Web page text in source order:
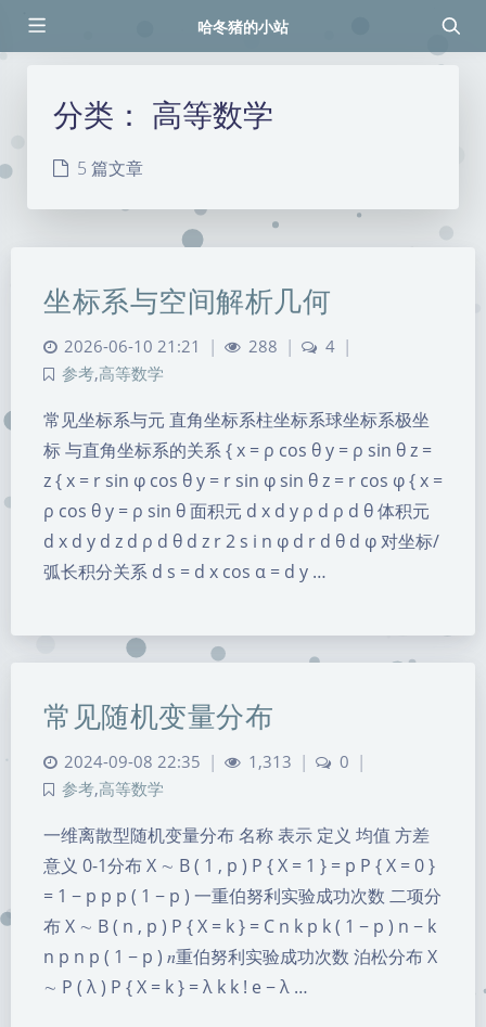
哈冬猪的小站
分类： 高等数学
5 篇文章
坐标系与空间解析几何
2026-06-10 21:21 | 288 | 4 |
参考,高等数学
常见坐标系与元 直角坐标系柱坐标系球坐标系极坐
标 与直角坐标系的关系 { x = ρ cos θ y = ρ sin θ z =
z { x = r sin φ cos θ y = r sin φ sin θ z = r cos φ { x =
ρ cos θ y = ρ sin θ 面积元 d x d y ρ d ρ d θ 体积元
d x d y d z d ρ d θ d z r 2 s i n φ d r d θ d φ 对坐标/
弧长积分关系 d s = d x cos α = d y …
常见随机变量分布
2024-09-08 22:35 | 1,313 | 0 |
参考,高等数学
一维离散型随机变量分布 名称 表示 定义 均值 方差
意义 0-1分布 X ∼ B ( 1 , p ) P { X = 1 } = p P { X = 0 }
= 1 − p p p ( 1 − p ) 一重伯努利实验成功次数 二项分
布 X ∼ B ( n , p ) P { X = k } = C n k p k ( 1 − p ) n − k
n p n p ( 1 − p ) 𝑛重伯努利实验成功次数 泊松分布 X
∼ P ( λ ) P { X = k } = λ k k ! e − λ …